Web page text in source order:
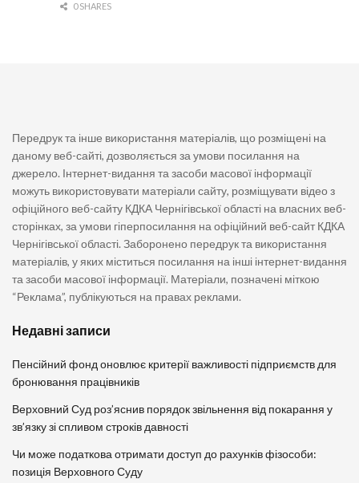
0 SHARES
Передрук та інше використання матеріалів, що розміщені на
даному веб-сайті, дозволяється за умови посилання на
джерело. Інтернет-видання та засоби масової інформації
можуть використовувати матеріали сайту, розміщувати відео з
офіційного веб-сайту КДКА Чернігівської області на власних веб-
сторінках, за умови гіперпосилання на офіційний веб-сайт КДКА
Чернігівської області. Заборонено передрук та використання
матеріалів, у яких міститься посилання на інші інтернет-видання
та засоби масової інформації. Матеріали, позначені міткою
“Реклама”, публікуються на правах реклами.
Недавні записи
Пенсійний фонд оновлює критерії важливості підприємств для
бронювання працівників
Верховний Суд роз’яснив порядок звільнення від покарання у
зв’язку зі спливом строків давності
Чи може податкова отримати доступ до рахунків фізособи:
позиція Верховного Суду